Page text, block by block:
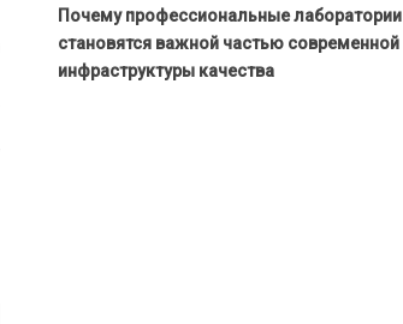
Почему профессиональные лаборатории
становятся важной частью современной
инфраструктуры качества